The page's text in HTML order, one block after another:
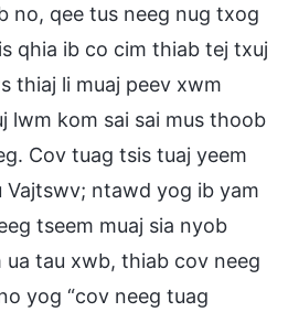
no, qee tus neeg nug txog
qhia ib co cim thiab tej txuj
thiaj li muaj peev xwm
lwm kom sai sai mus thoob
Cov tuag tsis tuaj yeem
Vajtswv; ntawd yog ib yam
tseem muaj sia nyob
tau xwb, thiab cov neeg
yog “cov neeg tuag